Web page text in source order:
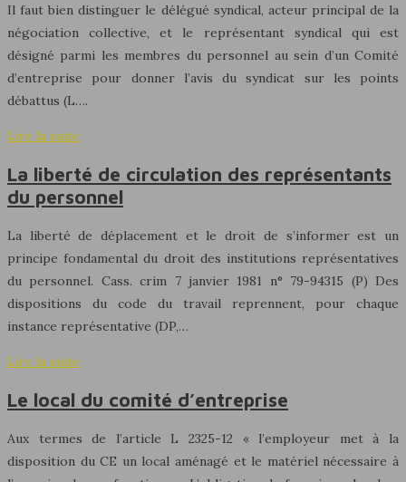
Il faut bien distinguer le délégué syndical, acteur principal de la
négociation collective, et le représentant syndical qui est
désigné parmi les membres du personnel au sein d’un Comité
d’entreprise pour donner l’avis du syndicat sur les points
débattus (L….
Lire la suite
La liberté de circulation des représentants
du personnel
La liberté de déplacement et le droit de s’informer est un
principe fondamental du droit des institutions représentatives
du personnel. Cass. crim 7 janvier 1981 n° 79-94315 (P) Des
dispositions du code du travail reprennent, pour chaque
instance représentative (DP,…
Lire la suite
Le local du comité d’entreprise
Aux termes de l’article L 2325-12 « l’employeur met à la
disposition du CE un local aménagé et le matériel nécessaire à